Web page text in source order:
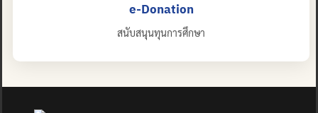
e-Donation
สนับสนุนทุนการศึกษา